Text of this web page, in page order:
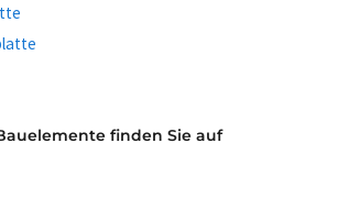
finden Sie auf